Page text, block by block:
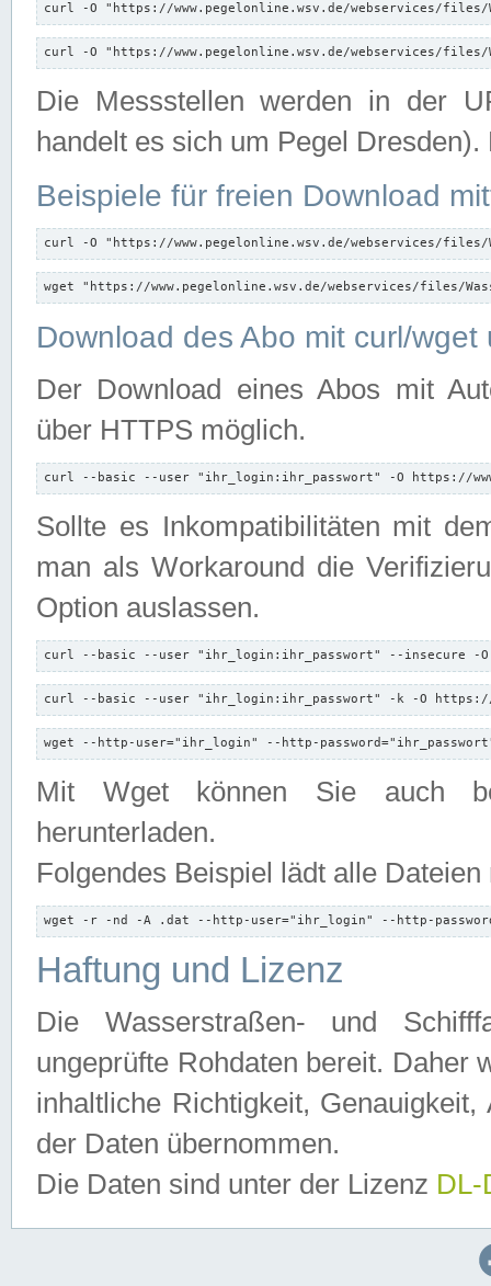
curl -O "https://www.pegelonline.wsv.de/webservices/files/
curl -O "https://www.pegelonline.wsv.de/webservices/files/
Die Messstellen werden in der
handelt es sich um Pegel
Beispiele für freien Download
curl -O "https://www.pegelonline.wsv.de/webservices/files/
wget "https://www.pegelonline.wsv.de/webservices/files/
Download des Abo mit curl/
Der Download eines Abos mit
über HTTPS möglich.
curl --basic --user "ihr_login:ihr_passwort" -O https://
Sollte es Inkompatibilitäten mit
man als Workaround die
Option auslassen.
curl --basic --user "ihr_login:ihr_passwort" --insecure -
curl --basic --user "ihr_login:ihr_passwort" -k -O https://
wget --http-user="ihr_login" --http-
Mit Wget können Sie auch
herunterladen.
Folgendes Beispiel lädt alle
wget -r -nd -A .dat --http-user="ihr_login" --http-
Haftung und Lizenz
Die Wasserstraßen- und
ungeprüfte Rohdaten bereit. Daher
inhaltliche Richtigkeit,
der Daten übernommen.
Die Daten sind unter der Lizenz